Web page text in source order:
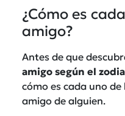
¿Cómo es
amigo?
Antes de que
amigo según el
cómo es cada uno
amigo de alguien.